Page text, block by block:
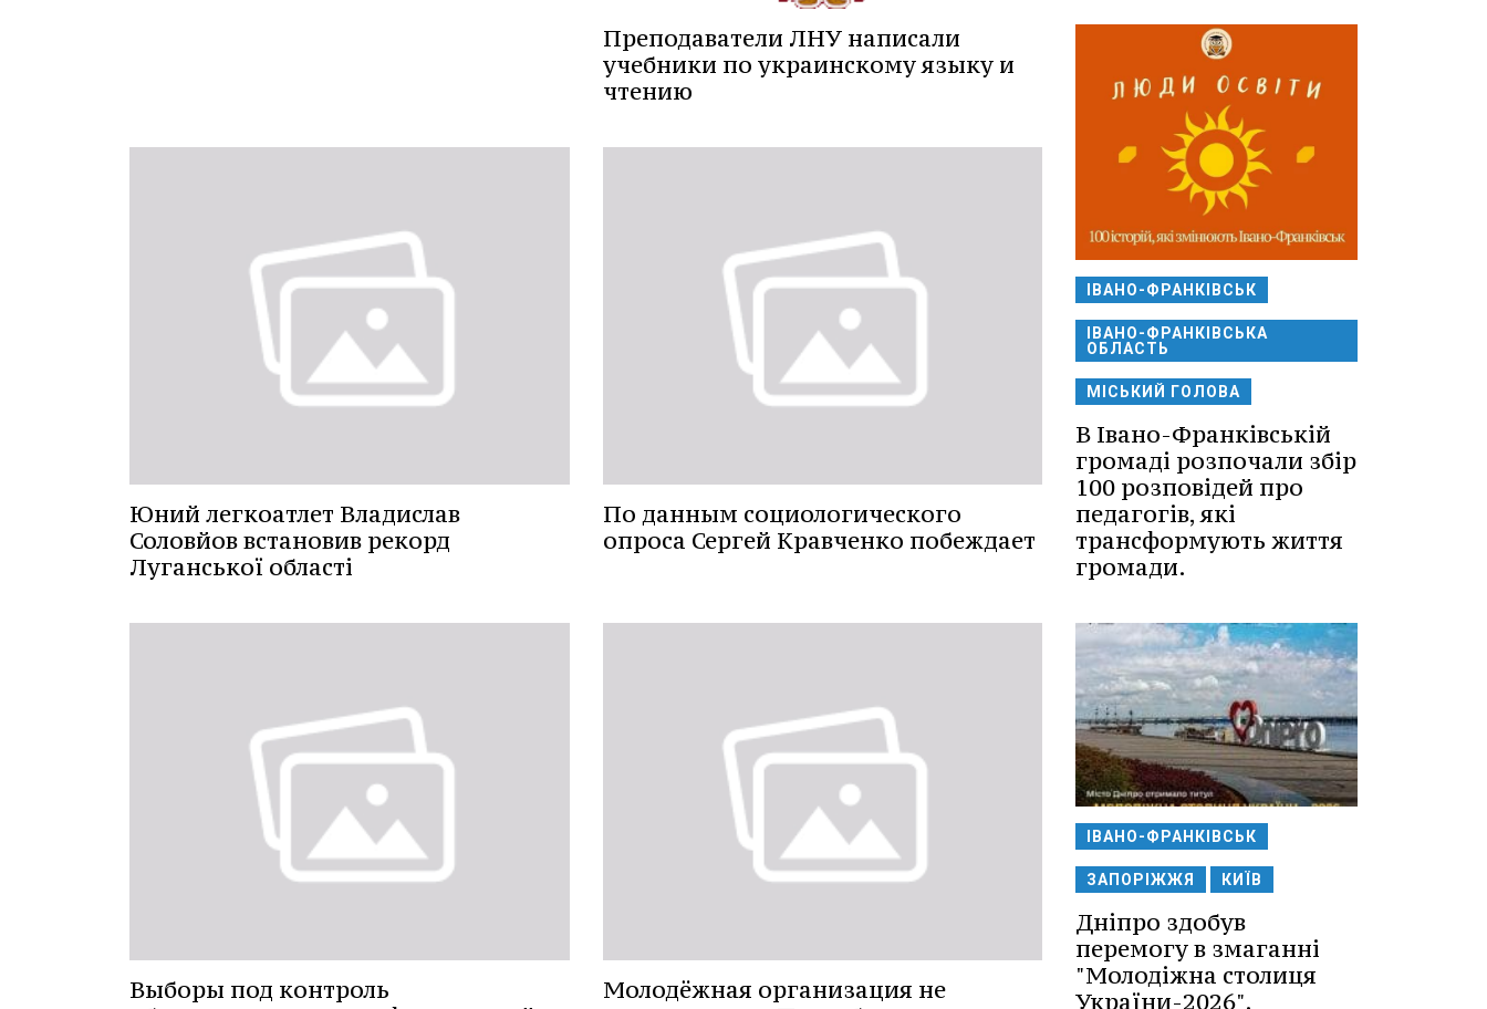
Преподаватели ЛНУ написали
учебники по украинскому языку и
чтению
Юний легкоатлет Владислав
Соловйов встановив рекорд
Луганської області
По данным социологического
опроса Сергей Кравченко побеждает
Выборы под контроль
Молодёжная организация не
ІВАНО-ФРАНКІВСЬК
ІВАНО-ФРАНКІВСЬКА
ОБЛАСТЬ
МІСЬКИЙ ГОЛОВА
В Івано-Франківській
громаді розпочали збір
100 розповідей про
педагогів, які
трансформують життя
громади.
ІВАНО-ФРАНКІВСЬК
ЗАПОРІЖЖЯ КИЇВ
Дніпро здобув
перемогу в змаганні
"Молодіжна столиця
України-2026".